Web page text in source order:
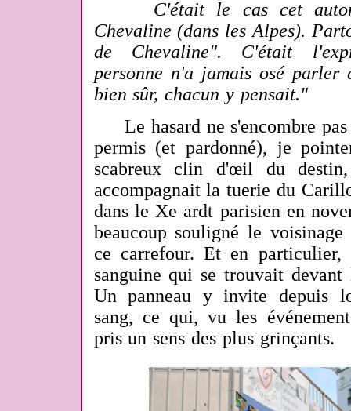
C'était le cas cet
Chevaline (dans les Alpes).
de Chevaline". C'était
personne n'a jamais osé parler
bien sûr, chacun y pensait."
Le hasard ne s'encombre
permis (et pardonné), je
scabreux clin d'œil du
accompagnait la tuerie du
dans le Xe ardt parisien en
beaucoup souligné le
ce carrefour. Et en
sanguine qui se trouvait devant
Un panneau y invite depuis
sang, ce qui, vu les
pris un sens des plus grinçants.